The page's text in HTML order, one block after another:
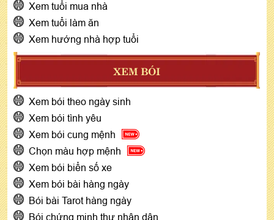
Xem tuổi mua nhà
Xem tuổi làm ăn
Xem hướng nhà hợp tuổi
XEM BÓI
Xem bói theo ngày sinh
Xem bói tình yêu
Xem bói cung mệnh
Chọn màu hợp mệnh
Xem bói biển số xe
Xem bói bài hàng ngày
Bói bài Tarot hàng ngày
Bói chứng minh thư nhân dân